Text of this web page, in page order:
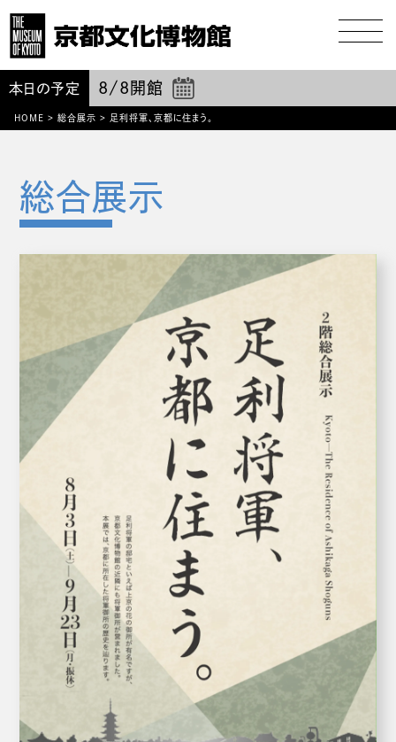
本日の予定 8/8 開館
HOME > 総合展示 > 足利将軍、京都に住まう。